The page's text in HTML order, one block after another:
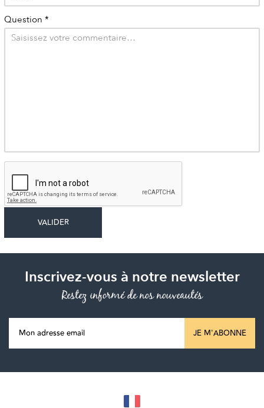
Question *
Inscrivez-vous à notre newsletter
Restez informé de nos nouveautés
JE M'ABONNE